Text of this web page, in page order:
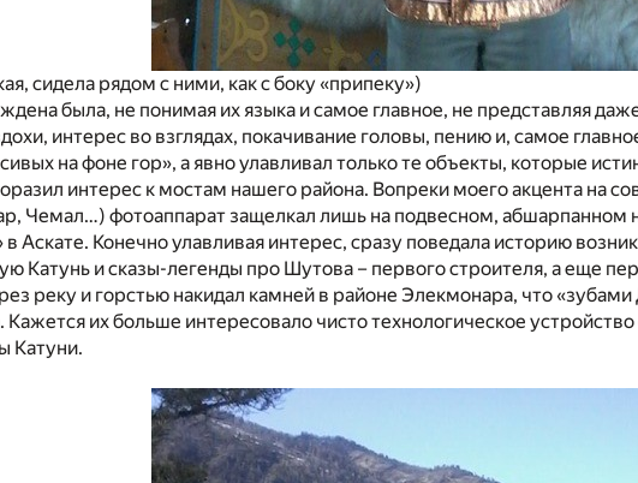
сидела рядом с ними, как с боку «припеку»)
была, не понимая их языка и самое главное, не представляя
интерес во взглядах, покачивание головы, пению и, самое
на фоне гор», а явно улавливал только те объекты, которые
интерес к мостам нашего района. Вопреки моего акцента на
Чемал…) фотоаппарат защелкал лишь на подвесном, абшарпанном
Аскате. Конечно улавливая интерес, сразу поведала историю
Катунь и сказы-легенды про Шутова – первого строителя, а еще
реку и горстью накидал камней в районе Элекмонара, что
Кажется их больше интересовало чисто технологическое
Катуни.